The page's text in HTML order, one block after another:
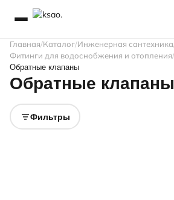
Главная Каталог Инженерная сантехника
Фитинги для водоснобжения и отопления
Обратные клапаны
Обратные клапаны
Фильтры